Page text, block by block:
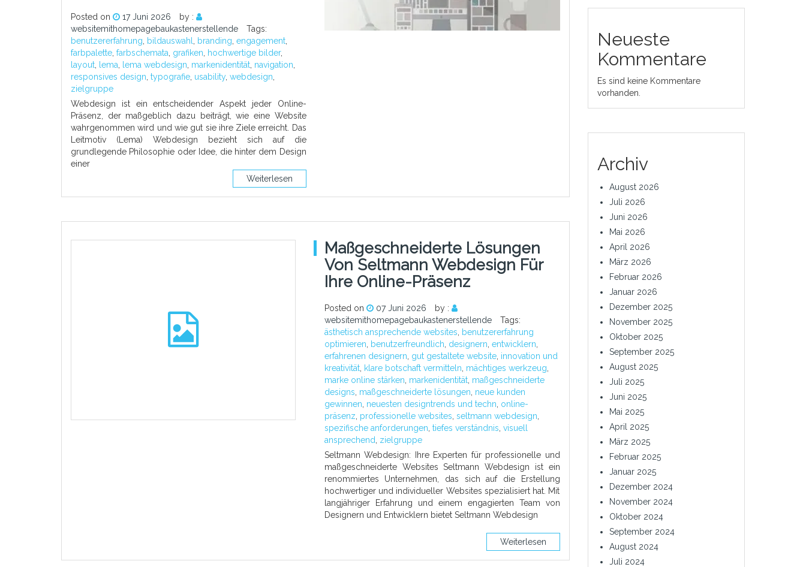
Posted on 17 Juni 2026
by :
websitemithomepagebaukastenerstellende
Tags:
benutzererfahrung
bildauswahl branding engagement
farbpalette farbschemata grafiken hochwertige bilder,
layout
lema lema webdesign markenidentität navigation
responsives design typografie usability, webdesign
zielgruppe
Webdesign ist ein entscheidender Aspekt jeder Online-
Präsenz, der maßgeblich dazu beiträgt, wie eine Website
wahrgenommen wird und wie gut sie ihre Ziele erreicht. Das
Leitmotiv (Lema) Webdesign bezieht sich auf die
grundlegende Philosophie oder Idee, die hinter dem Design
einer
Weiterlesen
Maßgeschneiderte Lösungen
Von Seltmann Webdesign Für
Ihre Online-Präsenz
Posted on 07 Juni 2026
by :
websitemithomepagebaukastenerstellende
Tags:
ästhetisch ansprechende websites
benutzererfahrung
optimieren
benutzerfreundlich designern entwicklern
erfahrenen designern gut gestaltete website, innovation und
kreativität, klare botschaft vermitteln mächtiges werkzeug
marke online stärken markenidentität, maßgeschneiderte
designs maßgeschneiderte lösungen neue kunden
gewinnen neuesten designtrends und techn online-
präsenz professionelle websites seltmann webdesign
spezifische anforderungen tiefes verständnis visuell
ansprechend
zielgruppe
Seltmann Webdesign: Ihre Experten für professionelle und
maßgeschneiderte Websites Seltmann Webdesign ist ein
renommiertes Unternehmen, das sich auf die Erstellung
hochwertiger und individueller Websites spezialisiert hat. Mit
langjähriger Erfahrung und einem engagierten Team von
Designern und Entwicklern bietet Seltmann Webdesign
Weiterlesen
Neueste
Kommentare
Es sind keine Kommentare
vorhanden.
Archiv
August 2026
Juli 2026
Juni 2026
Mai 2026
April 2026
März 2026
Februar 2026
Januar 2026
Dezember 2025
November 2025
Oktober 2025
September 2025
August 2025
Juli 2025
Juni 2025
Mai 2025
April 2025
März 2025
Februar 2025
Januar 2025
Dezember 2024
November 2024
Oktober 2024
September 2024
August 2024
Juli 2024